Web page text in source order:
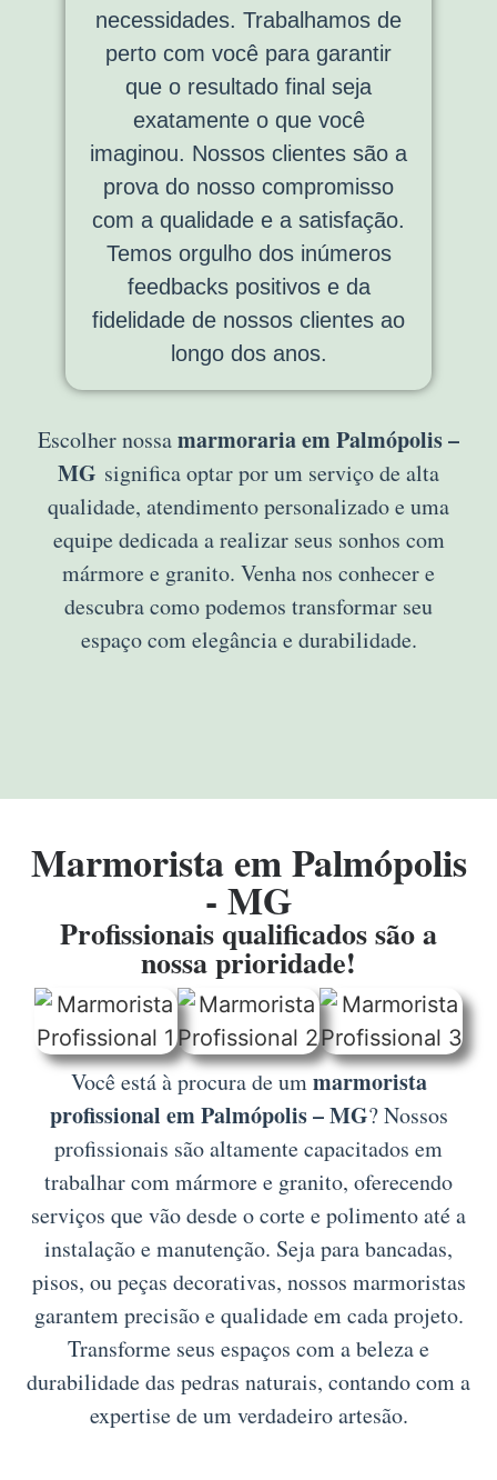
necessidades. Trabalhamos de
perto com você para garantir
que o resultado final seja
exatamente o que você
imaginou. Nossos clientes são a
prova do nosso compromisso
com a qualidade e a satisfação.
Temos orgulho dos inúmeros
feedbacks positivos e da
fidelidade de nossos clientes ao
longo dos anos.
Escolher nossamarmoraria em Palmópolis –
MG significa optar por um serviço de alta
qualidade, atendimento personalizado e uma
equipe dedicada a realizar seus sonhos com
mármore e granito. Venha nos conhecer e
descubra como podemos transformar seu
espaço com elegância e durabilidade.
Marmorista em Palmópolis
- MG
Profissionais qualificados são a
nossa prioridade!
Você está à procura de ummarmorista
profissional em Palmópolis – MG? Nossos
profissionais são altamente capacitados em
trabalhar com mármore e granito, oferecendo
serviços que vão desde o corte e polimento até a
instalação e manutenção. Seja para bancadas,
pisos, ou peças decorativas, nossos marmoristas
garantem precisão e qualidade em cada projeto.
Transforme seus espaços com a beleza e
durabilidade das pedras naturais, contando com a
expertise de um verdadeiro artesão.